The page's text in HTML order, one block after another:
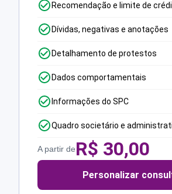
Recomendação e limite de
Dívidas, negativas e anotações
Detalhamento de protestos
Dados comportamentais
Informações do SPC
Quadro societário e
A partir deR$ 30,00
Personalizar